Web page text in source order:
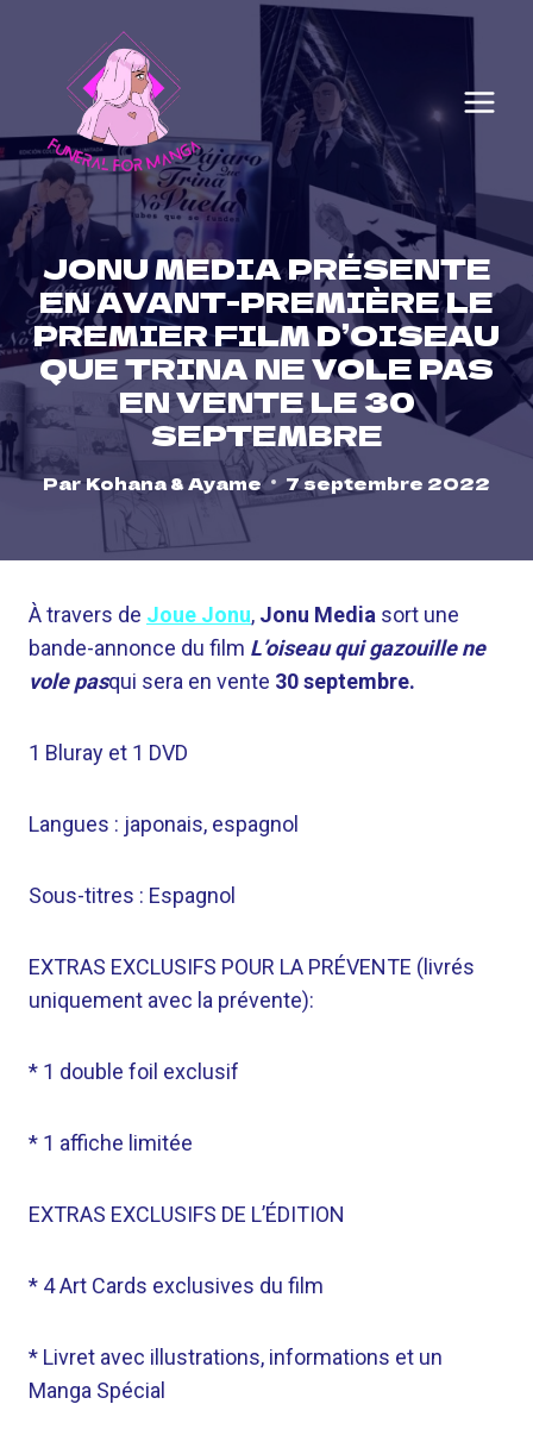
content
JONU MEDIA PRÉSENTE
EN AVANT-PREMIÈRE LE
PREMIER FILM D’OISEAU
QUE TRINA NE VOLE PAS
EN VENTE LE 30
SEPTEMBRE
ParKohana & Ayame 7 septembre 2022
À travers de Joue Jonu, Jonu Media sort une
bande-annonce du film L’oiseau qui gazouille ne
vole pasqui sera en vente 30 septembre.
1 Bluray et 1 DVD
Langues : japonais, espagnol
Sous-titres : Espagnol
EXTRAS EXCLUSIFS POUR LA PRÉVENTE (livrés
uniquement avec la prévente):
* 1 double foil exclusif
* 1 affiche limitée
EXTRAS EXCLUSIFS DE L’ÉDITION
* 4 Art Cards exclusives du film
* Livret avec illustrations, informations et un
Manga Spécial